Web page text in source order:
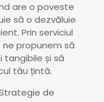
are o poveste
să o dezvăluie
Prin serviciul
propunem să
tangibile și să
tău țintă.
de